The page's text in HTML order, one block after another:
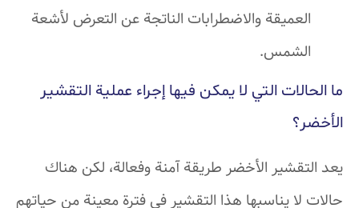
العميقة والاضطرابات الناتجة عن التعرض لأشعة
الشمس.
ما الحالات التي لا يمكن فيها إجراء عملية التقشير
الأخضر؟
يعد التقشير الأخضر طريقة آمنة وفعالة، لكن هناك
حالات لا يناسبها هذا التقشير في فترة معينة من حياتهم